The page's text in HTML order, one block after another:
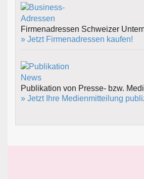
Firmenadressen Schweizer
» Jetzt Firmenadressen kaufen!
Publikation von Presse- bzw.
» Jetzt Ihre Medienmitteilung